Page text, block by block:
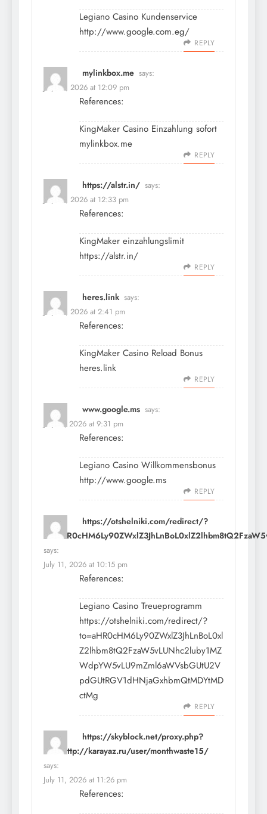
Legiano Casino Kundenservice
http://www.google.com.eg/
REPLY
mylinkbox.me says:
July 10, 2026 at 12:09 pm
References:
KingMaker Casino Einzahlung sofort
mylinkbox.me
REPLY
https://alstr.in/ says:
July 10, 2026 at 12:33 pm
References:
KingMaker einzahlungslimit
https://alstr.in/
REPLY
heres.link says:
July 10, 2026 at 2:41 pm
References:
KingMaker Casino Reload Bonus
heres.link
REPLY
www.google.ms says:
July 11, 2026 at 9:31 pm
References:
Legiano Casino Willkommensbonus
http://www.google.ms
REPLY
https://otshelniki.com/redirect/?
says:
July 11, 2026 at 10:15 pm
References:
Legiano Casino Treueprogramm
https://otshelniki.com/redirect/?
to=aHR0cHM6Ly90ZWxlZ3JhLnBoL0xl
Z2lhbm8tQ2FzaW5vLUNhc2luby1MZ
WdpYW5vLU9mZml6aWVsbGUtU2V
pdGUtRGV1dHNjaGxhbmQtMDYtMD
ctMg
REPLY
https://skyblock.net/proxy.php?
link=http://karayaz.ru/user/monthwaste15/
says:
July 11, 2026 at 11:26 pm
References: